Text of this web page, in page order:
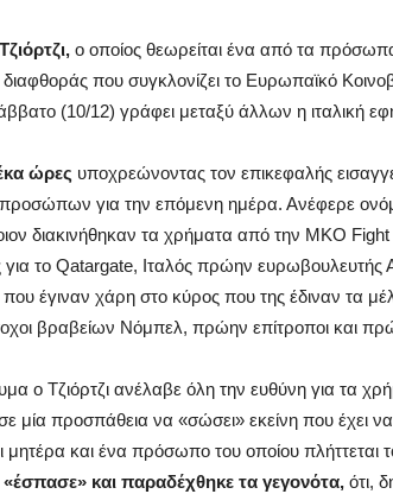
ο οποίος θεωρείται ένα από τα
που συγκλονίζει το Ευρωπαϊκό
(10/12) γράφει μεταξύ άλλων η ιταλική
ώρες υποχρεώνοντας τον επικεφαλής
για την επόμενη ημέρα. Ανέφερε
διακινήθηκαν τα χρήματα από την ΜΚΟ Fight
το Qatargate, Ιταλός πρώην ευρωβουλευτής
έγιναν χάρη στο κύρος που της έδιναν τα
βραβείων Νόμπελ, πρώην επίτροποι και
ο Τζιόρτζι ανέλαβε όλη την ευθύνη για τα
μία προσπάθεια να «σώσει» εκείνη που έχει
μητέρα και ένα πρόσωπο του οποίου
«έσπασε» και παραδέχθηκε τα γεγονότα, ότι,